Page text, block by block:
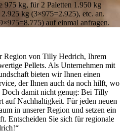
975 kg, für 2 Paletten 1.950 kg
kg (3×975=2.925), etc. an.
auf einmal anfragen.
Region von Tilly Hedrich, Ihrem
Pellets. Als Unternehmen mit
bieten wir Ihnen einen
der Ihnen auch da noch hilft, wo
Doch damit nicht genug: Bei Tilly
auf Nachhaltigkeit. Für jeden neuen
in unserer Region und setzen ein
Entscheiden Sie sich für regionale